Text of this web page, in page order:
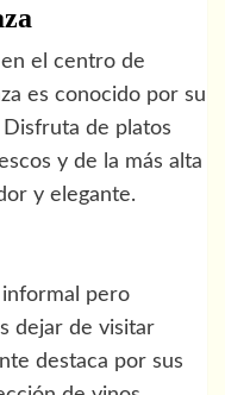
el centro de
es conocido por su
de platos
y de la más alta
y elegante.
informal pero
dejar de visitar
destaca por sus